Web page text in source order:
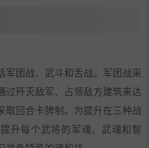
军团战、武斗和舌战。军团战采
过歼灭敌军、占领敌方建筑来达
取回合卡牌制。为提升在三种战
升每个武将的军魂、武魂和智